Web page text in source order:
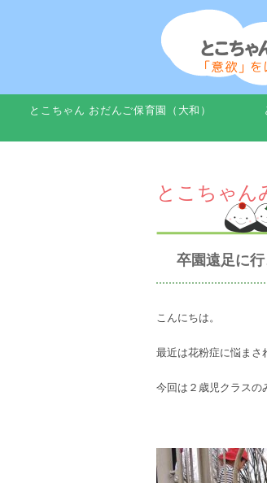
とこちゃん おだんご保育園（大和）
とこちゃん
卒園遠足に行
こんにちは。
最近は花粉症に悩まさ
今回は２歳児クラスの